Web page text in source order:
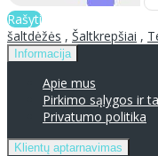
Rašyti
šaltdėžės , Šaltkrepšiai ,
Informacija
Apie mus
Pirkimo sąlygos ir
Privatumo politika
Klientų aptarnavimas